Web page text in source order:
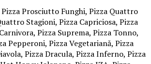
Prosciutto Funghi, Pizza Quattro
Stagioni, Pizza Capriciosa, Pizza
Pizza Suprema, Pizza Tonno,
Pepperoni, Pizza Vegetariană, Pizza
Pizza Dracula, Pizza Inferno, Pizza